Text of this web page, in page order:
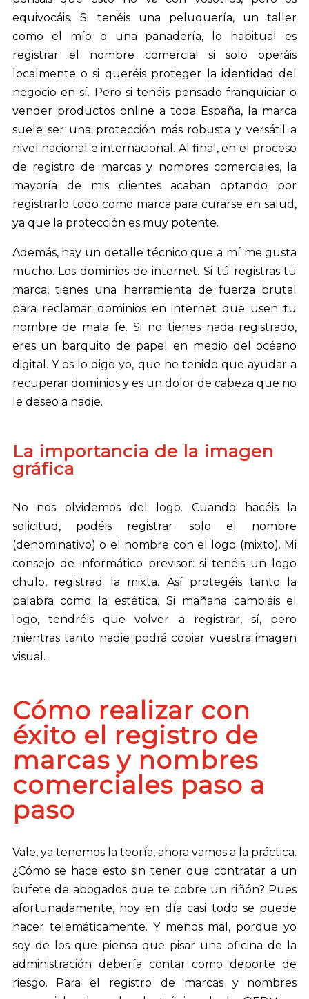
equivocáis. Si tenéis una peluquería, un taller
como el mío o una panadería, lo habitual es
registrar el nombre comercial si solo operáis
localmente o si queréis proteger la identidad del
negocio en sí. Pero si tenéis pensado franquiciar o
vender productos online a toda España, la marca
suele ser una protección más robusta y versátil a
nivel nacional e internacional. Al final, en el proceso
de registro de marcas y nombres comerciales, la
mayoría de mis clientes acaban optando por
registrarlo todo como marca para curarse en salud,
ya que la protección es muy potente.
Además, hay un detalle técnico que a mí me gusta
mucho. Los dominios de internet. Si tú registras tu
marca, tienes una herramienta de fuerza brutal
para reclamar dominios en internet que usen tu
nombre de mala fe. Si no tienes nada registrado,
eres un barquito de papel en medio del océano
digital. Y os lo digo yo, que he tenido que ayudar a
recuperar dominios y es un dolor de cabeza que no
le deseo a nadie.
La importancia de la imagen
gráfica
No nos olvidemos del logo. Cuando hacéis la
solicitud, podéis registrar solo el nombre
(denominativo) o el nombre con el logo (mixto). Mi
consejo de informático previsor: si tenéis un logo
chulo, registrad la mixta. Así protegéis tanto la
palabra como la estética. Si mañana cambiáis el
logo, tendréis que volver a registrar, sí, pero
mientras tanto nadie podrá copiar vuestra imagen
visual.
Cómo realizar con
éxito el registro de
marcas y nombres
comerciales paso a
paso
Vale, ya tenemos la teoría, ahora vamos a la práctica.
¿Cómo se hace esto sin tener que contratar a un
bufete de abogados que te cobre un riñón? Pues
afortunadamente, hoy en día casi todo se puede
hacer telemáticamente. Y menos mal, porque yo
soy de los que piensa que pisar una oficina de la
administración debería contar como deporte de
riesgo. Para el registro de marcas y nombres